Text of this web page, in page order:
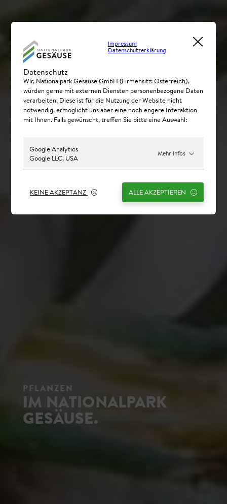
PFLANZEN
IM NATIONALPARK
GESÄUSE.
Datenschutz
Impressum
Datenschutzerklärung
Wir, Nationalpark Gesäuse GmbH (Firmensitz: Österreich),
würden gerne mit externen Diensten personenbezogene Daten
verarbeiten. Diese ist für die Nutzung der Website nicht
notwendig, ermöglicht uns aber eine noch engere Interaktion
mit Ihnen. Falls gewünscht, treffen Sie bitte eine Auswahl:
Google Analytics
Google LLC, USA
Mehr Infos
KEINE AKZEPTANZ ALLE AKZEPTIEREN